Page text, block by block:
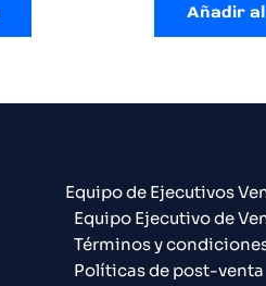
Añadir
Equipo de Ejecutivos
Equipo Ejecutivo de
Términos y
Políticas de post-venta